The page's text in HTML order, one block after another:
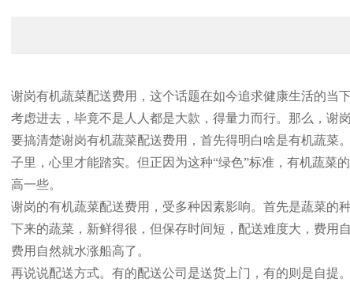
谢岗有机蔬菜配送费用，这个话题在如今追求健康生活的当
考虑进去，毕竟不是人人都是大款，得量力而行。那么，谢
要搞清楚谢岗有机蔬菜配送费用，首先得明白啥是有机蔬菜
子里，心里才能踏实。但正因为这种“绿色”标准，有机蔬菜
高一些。
谢岗的有机蔬菜配送费用，受多种因素影响。首先是蔬菜的
下来的蔬菜，新鲜得很，但保存时间短，配送难度大，费用
费用自然就水涨船高了。
再说说配送方式。有的配送公司是送货上门，有的则是自提